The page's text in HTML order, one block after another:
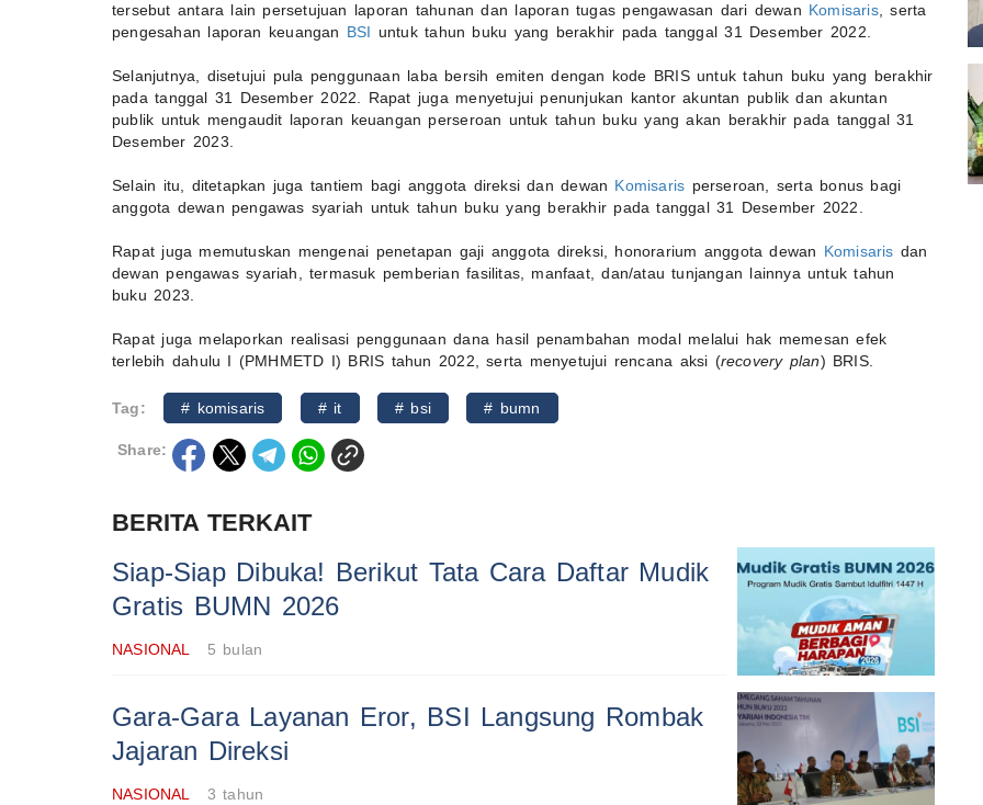
tersebut antara lain persetujuan laporan tahunan dan laporan tugas pengawasan dari dewan Komisaris, serta
pengesahan laporan keuangan BSI untuk tahun buku yang berakhir pada tanggal 31 Desember 2022.
Selanjutnya, disetujui pula penggunaan laba bersih emiten dengan kode BRIS untuk tahun buku yang berakhir
pada tanggal 31 Desember 2022. Rapat juga menyetujui penunjukan kantor akuntan publik dan akuntan
publik untuk mengaudit laporan keuangan perseroan untuk tahun buku yang akan berakhir pada tanggal 31
Desember 2023.
Selain itu, ditetapkan juga tantiem bagi anggota direksi dan dewan Komisaris perseroan, serta bonus bagi
anggota dewan pengawas syariah untuk tahun buku yang berakhir pada tanggal 31 Desember 2022.
Rapat juga memutuskan mengenai penetapan gaji anggota direksi, honorarium anggota dewan Komisaris dan
dewan pengawas syariah, termasuk pemberian fasilitas, manfaat, dan/atau tunjangan lainnya untuk tahun
buku 2023.
Rapat juga melaporkan realisasi penggunaan dana hasil penambahan modal melalui hak memesan efek
terlebih dahulu I (PMHMETD I) BRIS tahun 2022, serta menyetujui rencana aksi (recovery plan) BRIS.
Tag: # komisaris # it # bsi # bumn
Share:
BERITA TERKAIT
Siap-Siap Dibuka! Berikut Tata Cara Daftar Mudik
Gratis BUMN 2026
NASIONAL 5 bulan
Gara-Gara Layanan Eror, BSI Langsung Rombak
Jajaran Direksi
NASIONAL 3 tahun